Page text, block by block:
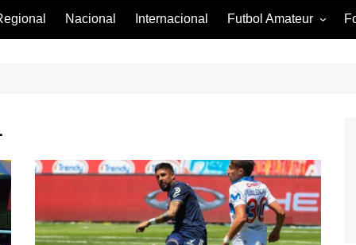
Nacional Internacional Futbol Amateur